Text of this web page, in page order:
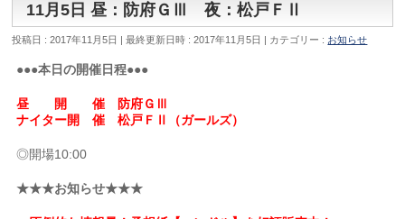
11月5日 昼：防府ＧⅢ 夜：松戸ＦⅡ
投稿日 : 2017年11月5日 最終更新日時 : 2017年11月5日 カテゴリー : お知らせ
●●●本日の開催日程●●●
昼 開 催 防府ＧⅢ
ナイター開 催 松戸ＦⅡ（ガールズ）
◎開場10:00
★★★お知らせ★★★